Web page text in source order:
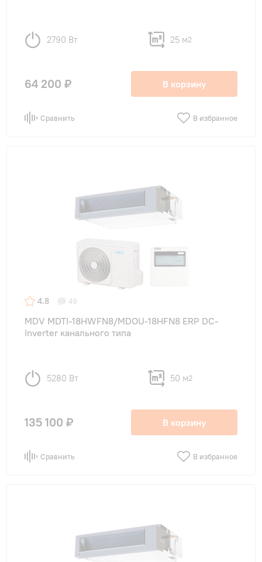
2790 Вт 25 м2
64 200 ₽ В корзину
Сравнить В избранное
4.8 49
MDV MDTI-18HWFN8/MDOU-18HFN8 ERP DC-
Inverter канального типа
5280 Вт 50 м2
135 100 ₽ В корзину
Сравнить В избранное